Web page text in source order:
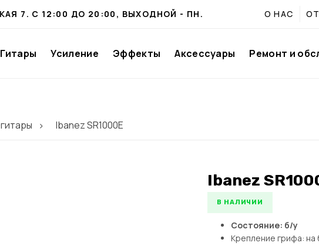
7. С 12:00 ДО 20:00, ВЫХОДНОЙ - ПН. О НАС
Гитары Усиление Эффекты Аксессуары Ремонт и
Ibanez SR1000E
Ibanez
В НАЛИЧИИ
Состояние: б/у
Крепление грифа: на